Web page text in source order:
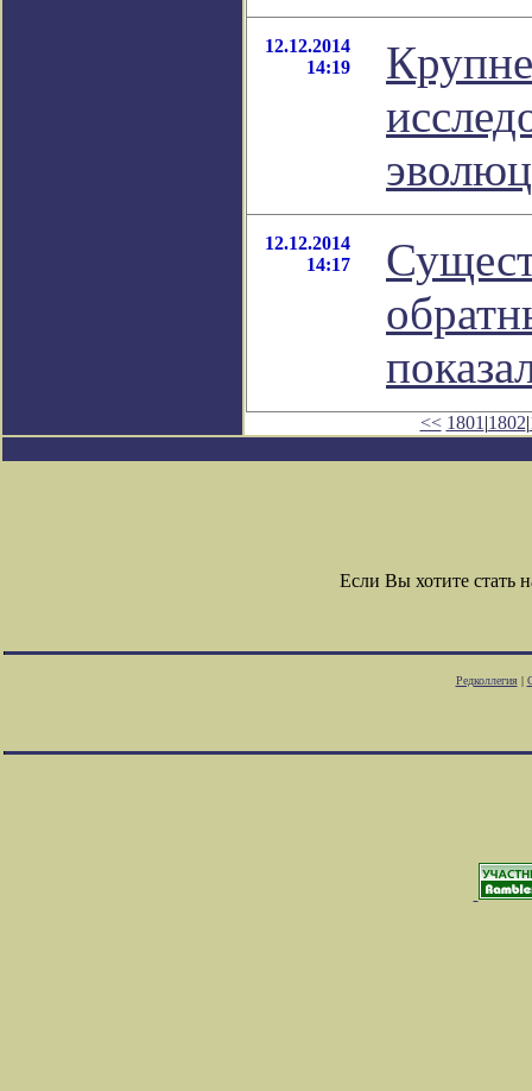
12.12.2014
14:19
12.12.2014
14:17
<< 1801 |1802|
Если Вы хотите стать
Редколлегия|